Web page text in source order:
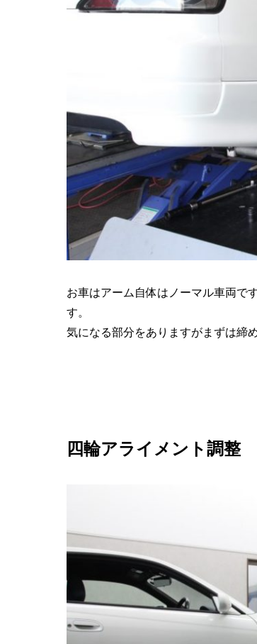
お車はアーム自体はノーマル車両で
す。
気になる部分をありますがまずは締
四輪アライメント調整